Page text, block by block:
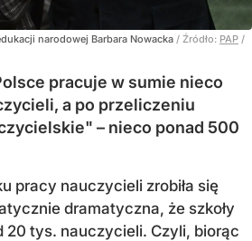
narodowej Barbara Nowacka / Źródło: PAP /
pracuje w sumie nieco
a po przeliczeniu
– nieco ponad 500
pracy nauczycieli zrobiła się
dramatyczna, że szkoły
20 tys. nauczycieli. Czyli, biorąc